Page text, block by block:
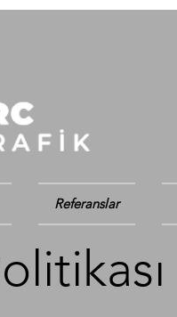
Referanslar